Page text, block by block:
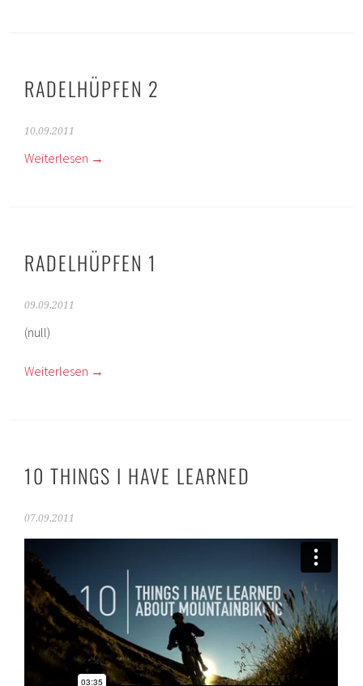
RADELHÜPFEN 2
10.09.2011
Weiterlesen →
RADELHÜPFEN 1
09.09.2011
(null)
Weiterlesen →
10 THINGS I HAVE LEARNED
07.09.2011